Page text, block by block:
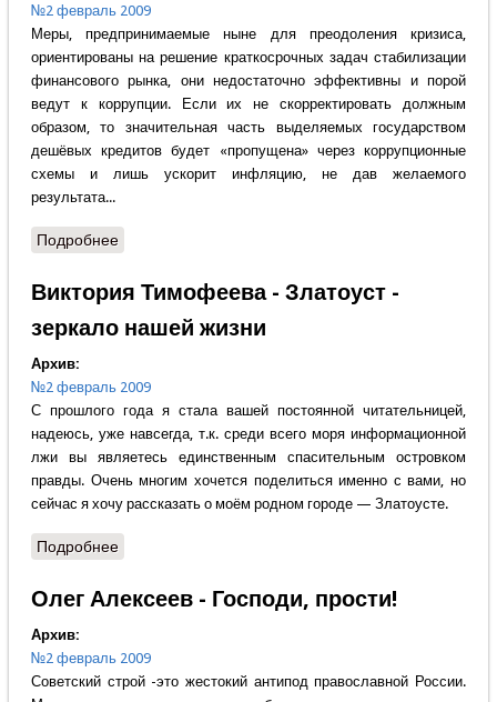
№2 февраль 2009
Меры, предпринимаемые ныне для преодоления кризиса,
ориентированы на решение краткосрочных задач стабилизации
финансового рынка, они недостаточно эффективны и порой
ведут к коррупции. Если их не скорректировать должным
образом, то значительная часть выделяемых государством
дешёвых кредитов будет «пропущена» через коррупционные
схемы и лишь ускорит инфляцию, не дав желаемого
результата...
Подробнеео Сергей Глазьев - В условиях финансового
Виктория Тимофеева - Златоуст -
зеркало нашей жизни
Архив:
№2 февраль 2009
С прошлого года я стала вашей постоянной читательницей,
надеюсь, уже навсегда, т.к. среди всего моря информационной
лжи вы являетесь единственным спасительным островком
правды. Очень многим хочется поделиться именно с вами, но
сейчас я хочу рассказать о моём родном городе — Златоусте.
Подробнеео Виктория Тимофеева - Златоуст - зеркало нашей
Олег Алексеев - Господи, прости!
Архив:
№2 февраль 2009
Советский строй -это жестокий антипод православной России.